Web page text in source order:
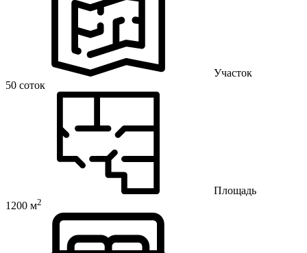
Участок
50 соток
Площадь
1200 м2